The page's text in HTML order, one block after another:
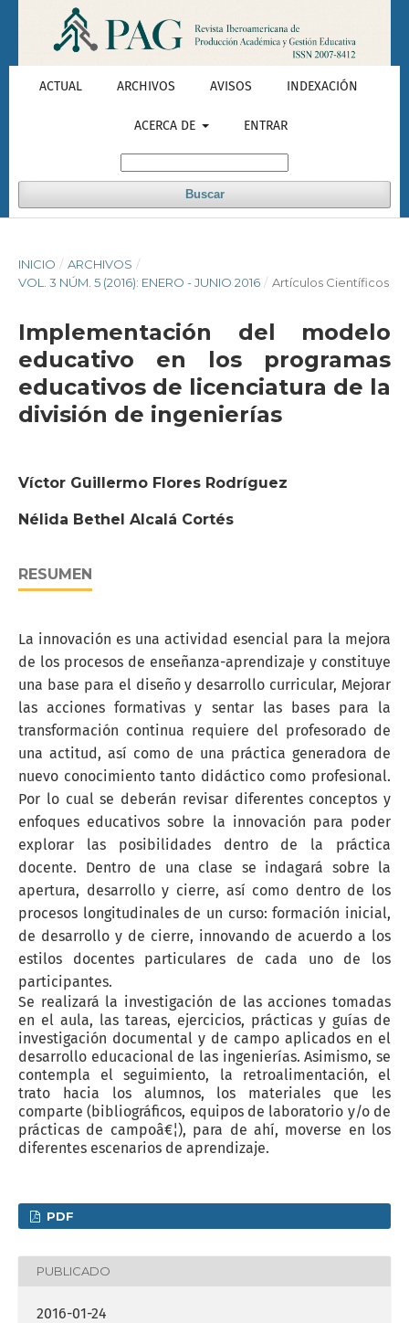
ACTUAL ARCHIVOS AVISOS INDEXACIÓN
ACERCA DE ENTRAR
Buscar
INICIO / ARCHIVOS /
VOL. 3 NÚM. 5 (2016): ENERO - JUNIO 2016 / Artículos Científicos
Implementación del modelo
educativo en los programas
educativos de licenciatura de la
división de ingenierías
Víctor Guillermo Flores Rodríguez
Nélida Bethel Alcalá Cortés
RESUMEN
La innovación es una actividad esencial para la mejora
de los procesos de enseñanza-aprendizaje y constituye
una base para el diseño y desarrollo curricular, Mejorar
las acciones formativas y sentar las bases para la
transformación continua requiere del profesorado de
una actitud, así como de una práctica generadora de
nuevo conocimiento tanto didáctico como profesional.
Por lo cual se deberán revisar diferentes conceptos y
enfoques educativos sobre la innovación para poder
explorar las posibilidades dentro de la práctica
docente. Dentro de una clase se indagará sobre la
apertura, desarrollo y cierre, así como dentro de los
procesos longitudinales de un curso: formación inicial,
de desarrollo y de cierre, innovando de acuerdo a los
estilos docentes particulares de cada uno de los
participantes.
Se realizará la investigación de las acciones tomadas
en el aula, las tareas, ejercicios, prácticas y guías de
investigación documental y de campo aplicados en el
desarrollo educacional de las ingenierías. Asimismo, se
contempla el seguimiento, la retroalimentación, el
trato hacia los alumnos, los materiales que les
comparte (bibliográficos, equipos de laboratorio y/o de
prácticas de campoâ€¦), para de ahí, moverse en los
diferentes escenarios de aprendizaje.
PDF
PUBLICADO
2016-01-24